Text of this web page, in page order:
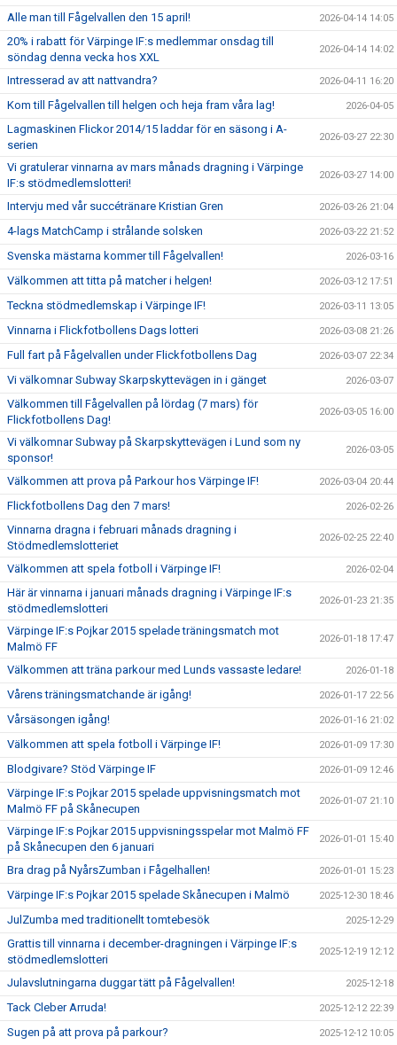
Alle man till Fågelvallen den 15 april! 2026-04-14 14:05
20% i rabatt för Värpinge IF:s medlemmar onsdag till
söndag denna vecka hos XXL
2026-04-14 14:02
Intresserad av att nattvandra? 2026-04-11 16:20
Kom till Fågelvallen till helgen och heja fram våra lag! 2026-04-05
Lagmaskinen Flickor 2014/15 laddar för en säsong i A-
serien
2026-03-27 22:30
Vi gratulerar vinnarna av mars månads dragning i Värpinge
IF:s stödmedlemslotteri!
2026-03-27 14:00
Intervju med vår succétränare Kristian Gren 2026-03-26 21:04
4-lags MatchCamp i strålande solsken 2026-03-22 21:52
Svenska mästarna kommer till Fågelvallen! 2026-03-16
Välkommen att titta på matcher i helgen! 2026-03-12 17:51
Teckna stödmedlemskap i Värpinge IF! 2026-03-11 13:05
Vinnarna i Flickfotbollens Dags lotteri 2026-03-08 21:26
Full fart på Fågelvallen under Flickfotbollens Dag 2026-03-07 22:34
Vi välkomnar Subway Skarpskyttevägen in i gänget 2026-03-07
Välkommen till Fågelvallen på lördag (7 mars) för
Flickfotbollens Dag!
2026-03-05 16:00
Vi välkomnar Subway på Skarpskyttevägen i Lund som ny
sponsor!
2026-03-05
Välkommen att prova på Parkour hos Värpinge IF! 2026-03-04 20:44
Flickfotbollens Dag den 7 mars! 2026-02-26
Vinnarna dragna i februari månads dragning i
Stödmedlemslotteriet
2026-02-25 22:40
Välkommen att spela fotboll i Värpinge IF! 2026-02-04
Här är vinnarna i januari månads dragning i Värpinge IF:s
stödmedlemslotteri
2026-01-23 21:35
Värpinge IF:s Pojkar 2015 spelade träningsmatch mot
Malmö FF
2026-01-18 17:47
Välkommen att träna parkour med Lunds vassaste ledare! 2026-01-18
Vårens träningsmatchande är igång! 2026-01-17 22:56
Vårsäsongen igång! 2026-01-16 21:02
Välkommen att spela fotboll i Värpinge IF! 2026-01-09 17:30
Blodgivare? Stöd Värpinge IF 2026-01-09 12:46
Värpinge IF:s Pojkar 2015 spelade uppvisningsmatch mot
Malmö FF på Skånecupen
2026-01-07 21:10
Värpinge IF:s Pojkar 2015 uppvisningsspelar mot Malmö FF
på Skånecupen den 6 januari
2026-01-01 15:40
Bra drag på NyårsZumban i Fågelhallen! 2026-01-01 15:23
Värpinge IF:s Pojkar 2015 spelade Skånecupen i Malmö 2025-12-30 18:46
JulZumba med traditionellt tomtebesök 2025-12-29
Grattis till vinnarna i december-dragningen i Värpinge IF:s
stödmedlemslotteri
2025-12-19 12:12
Julavslutningarna duggar tätt på Fågelvallen! 2025-12-18
Tack Cleber Arruda! 2025-12-12 22:39
Sugen på att prova på parkour? 2025-12-12 10:05